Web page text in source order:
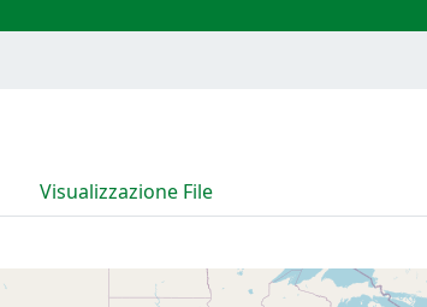
Visualizzazione File